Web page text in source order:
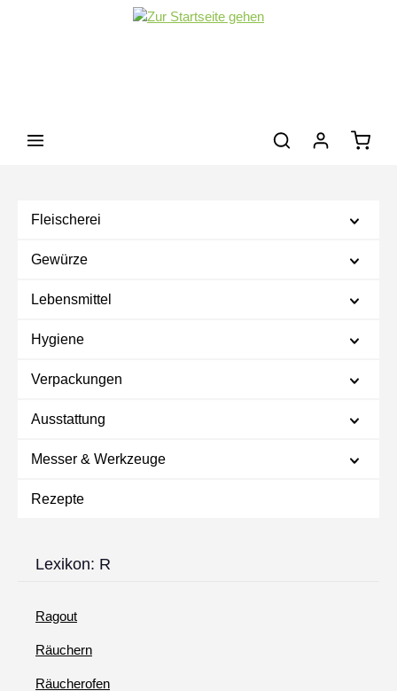
Zum Hauptinhalt springen
Fleischerei
Gewürze
Lebensmittel
Hygiene
Verpackungen
Ausstattung
Messer & Werkzeuge
Rezepte
Lexikon: R
Ragout
Räuchern
Räucherofen